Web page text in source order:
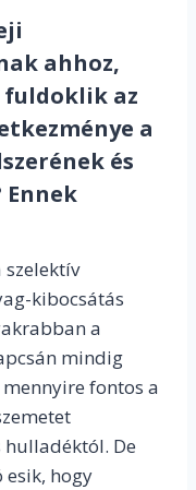
ahhoz,
fuldoklik az
a
és
szelektív
kibocsátás
a
mindig
fontos a
De
esik, hogy